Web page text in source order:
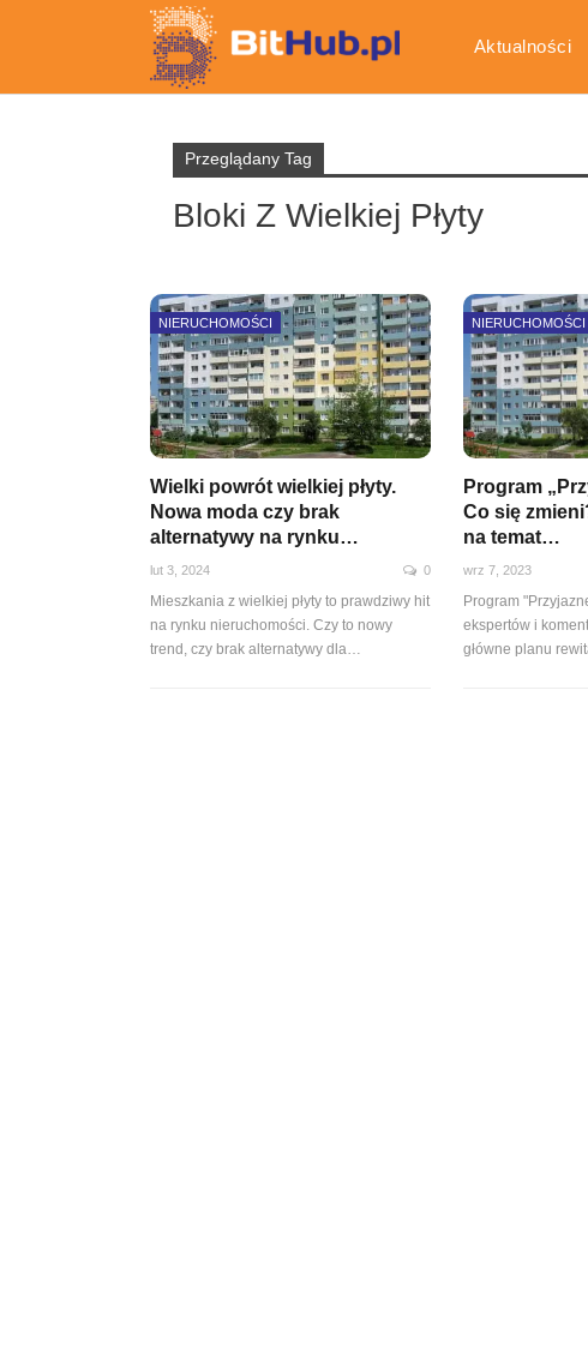
Aktualności
Przeglądany Tag
Bloki Z Wielkiej Płyty
NIERUCHOMOŚCI
Wielki powrót wielkiej płyty.
Nowa moda czy brak
alternatywy na rynku…
lut 3, 2024 0
Mieszkania z wielkiej płyty to prawdziwy hit
na rynku nieruchomości. Czy to nowy
trend, czy brak alternatywy dla…
NIERUCHOMOŚCI
Program
Co się
na temat…
wrz 7, 2023
Program
ekspertów i
główne planu